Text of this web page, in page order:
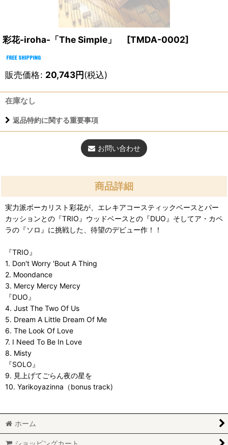
彩花-iroha-「The Simple」 [TMDA-0002]
販売価格: 20,743円(税込)
在庫なし
返品特約に関する重要事項
お問い合わせ
商品詳細
実力派ボーカリスト彩花が、エレキアコースティックベースとパー
カッションとの『TRIO』ウッドベースとの『DUO』そしてア・カペ
ラの『ソロ』に挑戦した、待望のデビュー作！！
『TRIO』
1. Don't Worry 'Bout A Thing
2. Moondance
3. Mercy Mercy Mercy
『DUO』
4. Just The Two Of Us
5. Dream A Little Dream Of Me
6. The Look Of Love
7. I Need To Be In Love
8. Misty
『SOLO』
9. 見上げてごらん夜の星を
10. Yarikoyazinna（bonus track)
ホーム
ショッピングカート